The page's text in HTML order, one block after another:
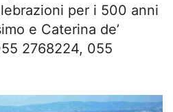
per i 500 anni
e Caterina de’
2768224, 055